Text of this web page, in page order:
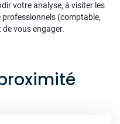
votre analyse, à visiter les
professionnels (comptable,
vous engager.